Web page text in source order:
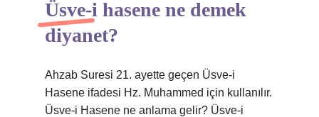
Üsve-i hasene ne demek
diyanet?
Ahzab Suresi 21. ayette geçen Üsve-i
Hasene ifadesi Hz. Muhammed için kullanılır.
Üsve-i Hasene ne anlama gelir? Üsve-i